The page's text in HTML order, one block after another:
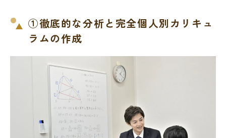
①徹底的な分析と完全個人別カリキュ
ラムの作成